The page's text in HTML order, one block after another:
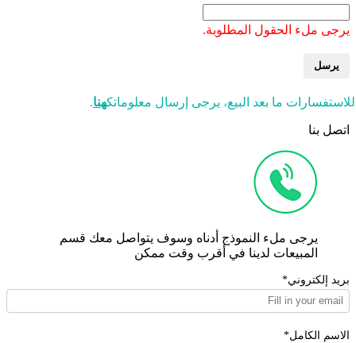
يرجى ملء الحقول المطلوبة.
يرسل
ما بعد البيع، يرجى إرسال معلوماتكهنا.
اتصل بنا
يرجى ملء النموذج أدناه وسوف يتواصل معك قسم
المبيعات لدينا في أقرب وقت ممكن
بريد إلكتروني*
الاسم الكامل*